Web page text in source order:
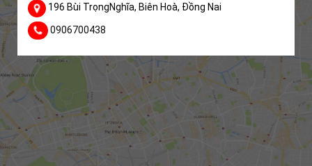
196 Bùi TrọngNghĩa, Biên Hoà, Đồng Nai
0906700438